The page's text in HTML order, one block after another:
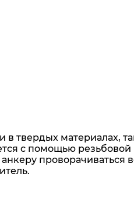
твердых материалах,
с помощью
проворачиваться